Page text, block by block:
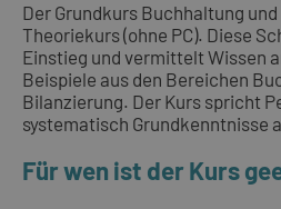
Der Grundkurs Buchhaltung
Theoriekurs (ohne PC). Diese
Einstieg und vermittelt Wissen
Beispiele aus den Bereichen
Bilanzierung. Der Kurs spricht
systematisch Grundkenntnisse
Für wen ist der Kurs